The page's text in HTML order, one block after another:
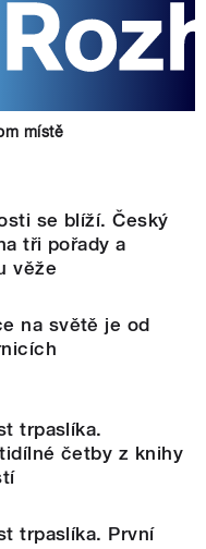
místě
se blíží. Český
tři pořady a
věže
na světě je od
trpaslíka.
četby z knihy
trpaslíka. První